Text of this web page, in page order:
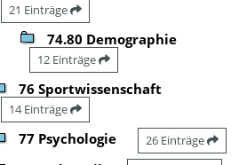
21 Einträge
74.80 Demographie
12 Einträge
76 Sportwissenschaft
14 Einträge
77 Psychologie 26 Einträge